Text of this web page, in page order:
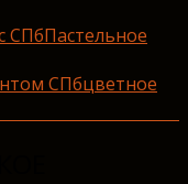
Пастельное
цветное